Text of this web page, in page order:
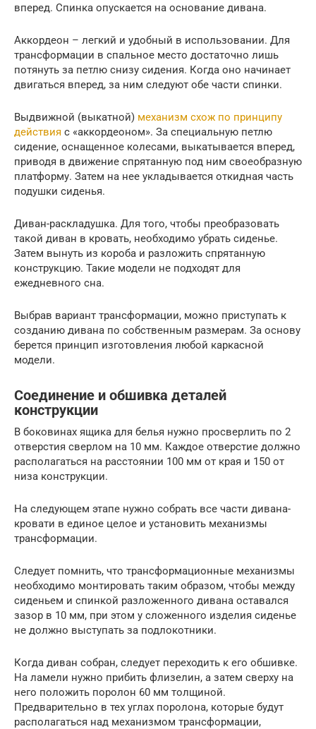
вперед. Спинка опускается на основание дивана.
Аккордеон – легкий и удобный в использовании. Для
трансформации в спальное место достаточно лишь
потянуть за петлю снизу сидения. Когда оно начинает
двигаться вперед, за ним следуют обе части спинки.
Выдвижной (выкатной) механизм схож по принципу
действия с «аккордеоном». За специальную петлю
сидение, оснащенное колесами, выкатывается вперед,
приводя в движение спрятанную под ним своеобразную
платформу. Затем на нее укладывается откидная часть
подушки сиденья.
Диван-раскладушка. Для того, чтобы преобразовать
такой диван в кровать, необходимо убрать сиденье.
Затем вынуть из короба и разложить спрятанную
конструкцию. Такие модели не подходят для
ежедневного сна.
Выбрав вариант трансформации, можно приступать к
созданию дивана по собственным размерам. За основу
берется принцип изготовления любой каркасной
модели.
Соединение и обшивка деталей
конструкции
В боковинах ящика для белья нужно просверлить по 2
отверстия сверлом на 10 мм. Каждое отверстие должно
располагаться на расстоянии 100 мм от края и 150 от
низа конструкции.
На следующем этапе нужно собрать все части дивана-
кровати в единое целое и установить механизмы
трансформации.
Следует помнить, что трансформационные механизмы
необходимо монтировать таким образом, чтобы между
сиденьем и спинкой разложенного дивана оставался
зазор в 10 мм, при этом у сложенного изделия сиденье
не должно выступать за подлокотники.
Когда диван собран, следует переходить к его обшивке.
На ламели нужно прибить флизелин, а затем сверху на
него положить поролон 60 мм толщиной.
Предварительно в тех углах поролона, которые будут
располагаться над механизмом трансформации,